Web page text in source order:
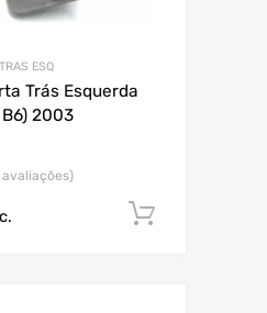
ESQ
Trás Esquerda
2003